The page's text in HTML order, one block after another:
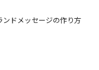
ドメッセージの作り方